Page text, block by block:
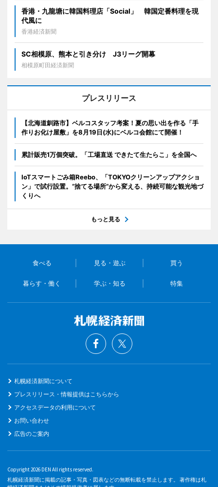
香港・九龍塘に韓国料理店「Social」 韓国定番料理を現
代風に
香港経済新聞
SC相模原、熊本と引き分け J3リーグ開幕
相模原町田経済新聞
プレスリリース
【北海道釧路市】ベルコスタッフ考案！夏の思い出を作る「手
作りお化け屋敷」を8月19日(水)にベルコ会館にて開催！
累計販売1万個突破。「工場直送 できたて生たらこ」を全国へ
IoTスマートごみ箱Reebo、「TOKYOクリーンアップアクショ
ン」で試行設置。”捨てる場所”から変える、持続可能な観光地づ
くりへ
もっと見る
食べる 見る・遊ぶ 買う
暮らす・働く 学ぶ・知る 特集
札幌経済新聞について
プレスリリース・情報提供はこちらから
アクセスデータの利用について
お問い合わせ
広告のご案内
Copyright 2026 DEN All rights reserved.
札幌経済新聞に掲載の記事・写真・図表などの無断転載を禁止します。 著作権は札